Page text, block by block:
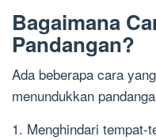
Bagaimana
Pandangan?
Ada beberapa cara
menundukkan
1. Menghindari tempat-